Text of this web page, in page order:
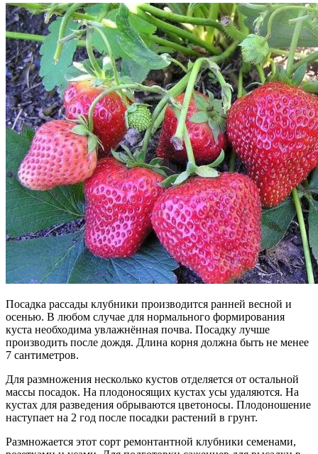
Посадка рассады клубники производится ранней весной и
осенью. В любом случае для нормального формирования
куста необходима увлажнённая почва. Посадку лучше
производить после дождя. Длина корня должна быть не менее
7 сантиметров.
Для размножения несколько кустов отделяется от остальной
массы посадок. На плодоносящих кустах усы удаляются. На
кустах для разведения обрываются цветоносы. Плодоношение
наступает на 2 год после посадки растений в грунт.
Размножается этот сорт ремонтантной клубники семенами,